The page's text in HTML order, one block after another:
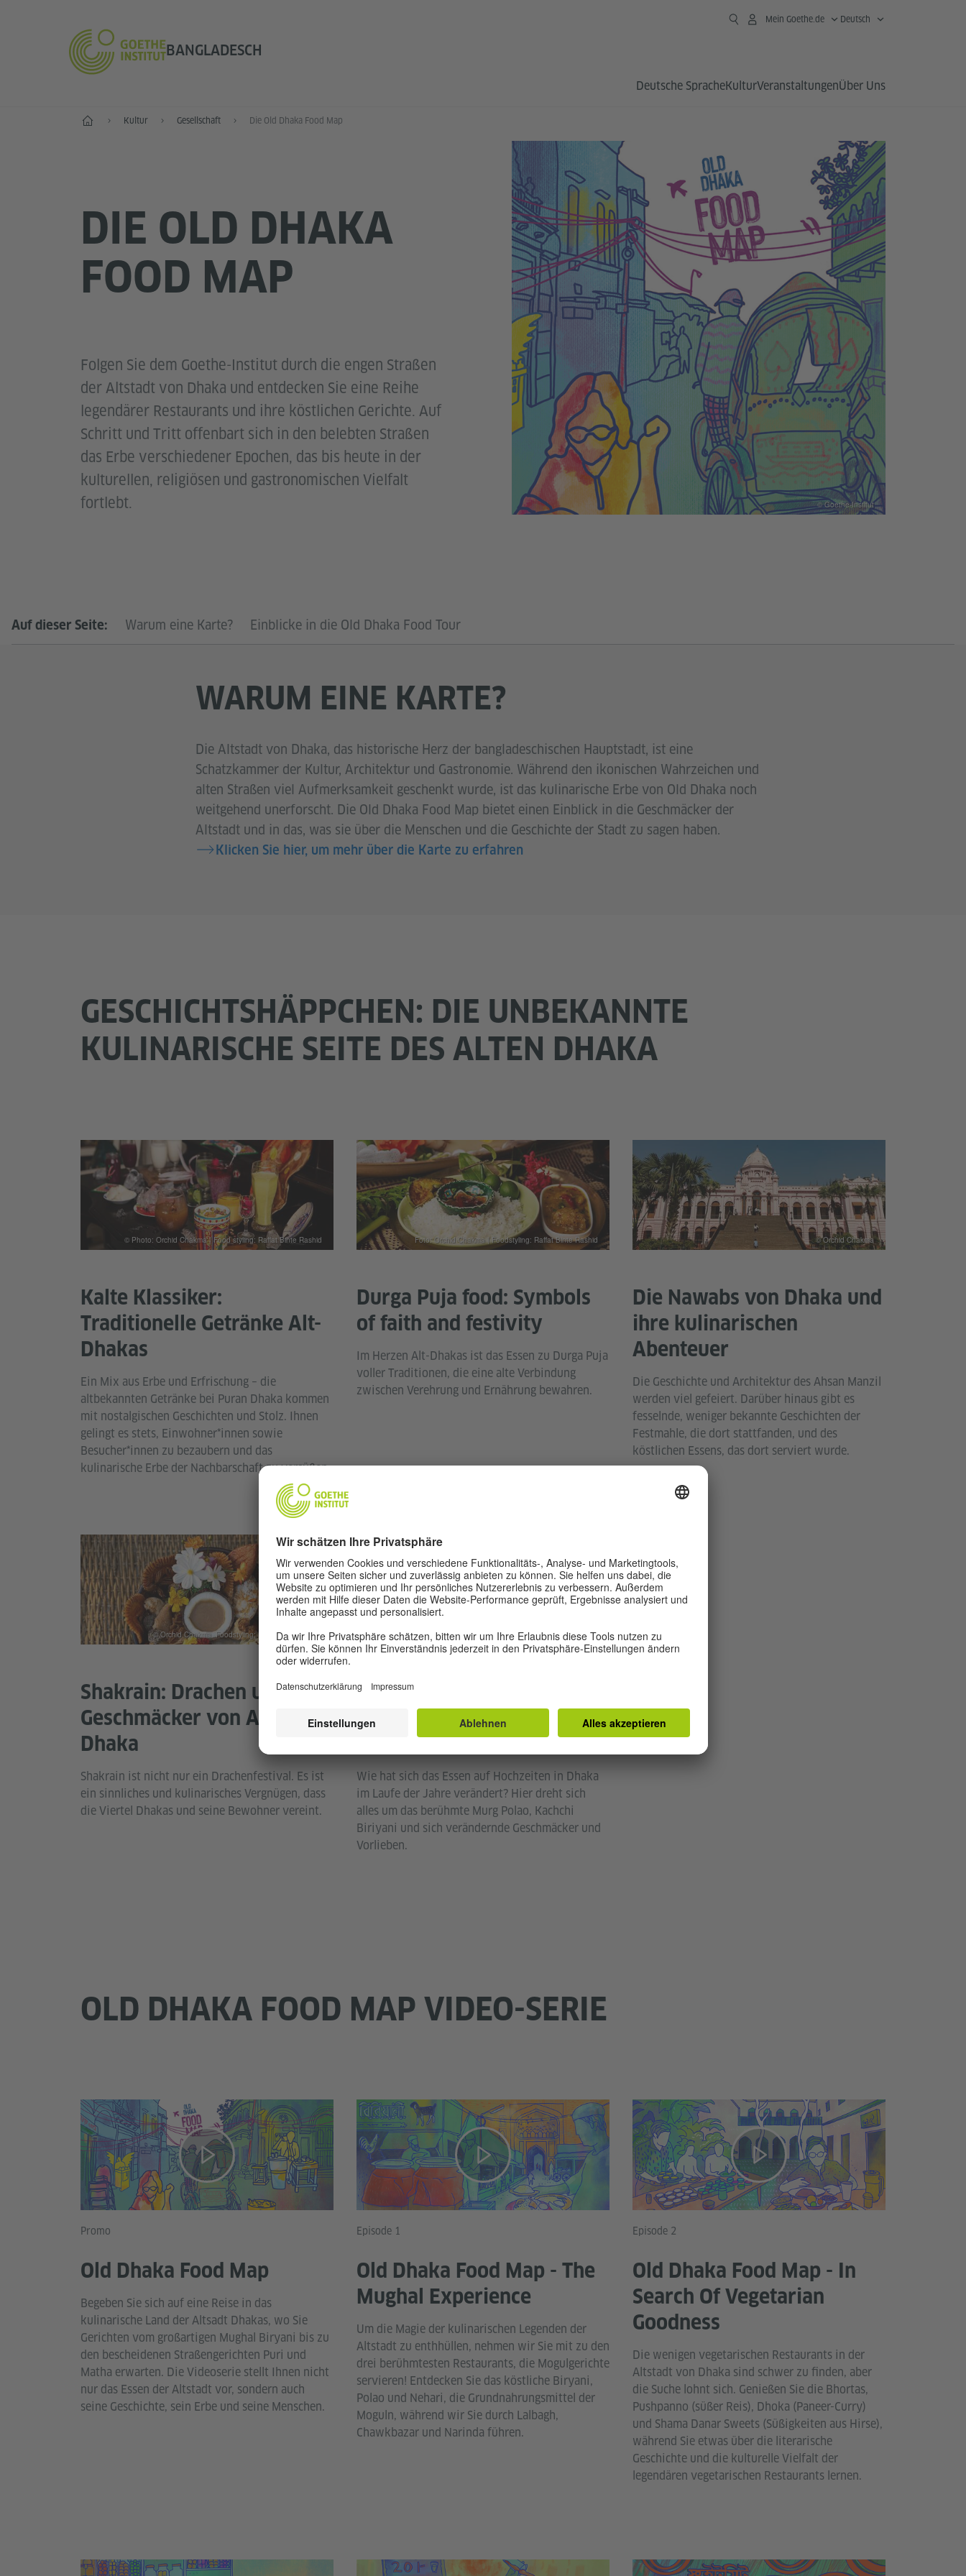
BANGLADESCH
Mein Goethe.de Deutsch
Deutsche SpracheKulturVeranstaltungenÜber Uns
Start Kultur Gesellschaft Die Old Dhaka Food Map
DIE OLD DHAKA
FOOD MAP
© Goethe-Institut
Folgen Sie dem Goethe-Institut durch die engen Straßen
der Altstadt von Dhaka und entdecken Sie eine Reihe
legendärer Restaurants und ihre köstlichen Gerichte. Auf
Schritt und Tritt offenbart sich in den belebten Straßen
das Erbe verschiedener Epochen, das bis heute in der
kulturellen, religiösen und gastronomischen Vielfalt
fortlebt.
Auf dieser Seite: Warum eine Karte? Einblicke in die Old Dhaka Food Tour
WARUM EINE KARTE?
Die Altstadt von Dhaka, das historische Herz der bangladeschischen Hauptstadt, ist eine
Schatzkammer der Kultur, Architektur und Gastronomie. Während den ikonischen Wahrzeichen und
alten Straßen viel Aufmerksamkeit geschenkt wurde, ist das kulinarische Erbe von Old Dhaka noch
weitgehend unerforscht. Die Old Dhaka Food Map bietet einen Einblick in die Geschmäcker der
Altstadt und in das, was sie über die Menschen und die Geschichte der Stadt zu sagen haben.
Klicken Sie hier, um mehr über die Karte zu erfahren
GESCHICHTSHÄPPCHEN: DIE UNBEKANNTE
KULINARISCHE SEITE DES ALTEN DHAKA
Kalte Klassiker:
Traditionelle Getränke Alt-
Dhakas
Ein Mix aus Erbe und Erfrischung – die
altbekannten Getränke bei Puran Dhaka kommen
mit nostalgischen Geschichten und Stolz. Ihnen
gelingt es stets, Einwohner*innen sowie
Besucher*innen zu bezaubern und das
kulinarische Erbe der Nachbarschaft zu versüßen.
© Photo: Orchid Chakma | Food styling: Raffat Binte Rashid
Durga Puja food: Symbols
of faith and festivity
Im Herzen Alt-Dhakas ist das Essen zu Durga Puja
voller Traditionen, die eine alte Verbindung
zwischen Verehrung und Ernährung bewahren.
Foto: Orchid Chakma | Foodstyling: Raffat Binte Rashid
Die Nawabs von Dhaka und
ihre kulinarischen
Abenteuer
Die Geschichte und Architektur des Ahsan Manzil
werden viel gefeiert. Darüber hinaus gibt es
fesselnde, weniger bekannte Geschichten der
Festmahle, die dort stattfanden, und des
köstlichen Essens, das dort serviert wurde.
© Orchid Chakma
Shakrain: Drachen und
Geschmäcker von Alt-
Dhaka
Shakrain ist nicht nur ein Drachenfestival. Es ist
ein sinnliches und kulinarisches Vergnügen, dass
die Viertel Dhakas und seine Bewohner vereint.
© Orchid Chakma. Foodstyling: Raffat Binte Rashid
Hochzeiten in Alt-Dhaka:
Von Aromen und
Traditionen
Wie hat sich das Essen auf Hochzeiten in Dhaka
im Laufe der Jahre verändert? Hier dreht sich
alles um das berühmte Murg Polao, Kachchi
Biriyani und sich verändernde Geschmäcker und
Vorlieben.
© Orchid Chakma
OLD DHAKA FOOD MAP VIDEO-SERIE
Promo
Old Dhaka Food Map
Begeben Sie sich auf eine Reise in das
kulinarische Land der Altsadt Dhakas, wo Sie
Gerichten vom großartigen Mughal Biryani bis zu
den bescheidenen Straßengerichten Puri und
Matha erwarten. Die Videoserie stellt Ihnen nicht
nur das Essen der Altstadt vor, sondern auch
seine Geschichte, sein Erbe und seine Menschen.
Episode 1
Old Dhaka Food Map - The
Mughal Experience
Um die Magie der kulinarischen Legenden der
Altstadt zu enthhüllen, nehmen wir Sie mit zu den
drei berühmtesten Restaurants, die Mogulgerichte
servieren! Entdecken Sie das köstliche Biryani,
Polao und Nehari, die Grundnahrungsmittel der
Moguln, während wir Sie durch Lalbagh,
Chawkbazar und Narinda führen.
Episode 2
Old Dhaka Food Map - In
Search Of Vegetarian
Goodness
Die wenigen vegetarischen Restaurants in der
Altstadt von Dhaka sind schwer zu finden, aber
die Suche lohnt sich. Genießen Sie die Bhortas,
Pushpanno (süßer Reis), Dhoka (Paneer-Curry)
und Shama Danar Sweets (Süßigkeiten aus Hirse),
während Sie etwas über die literarische
Geschichte und die kulturelle Vielfalt der
legendären vegetarischen Restaurants lernen.